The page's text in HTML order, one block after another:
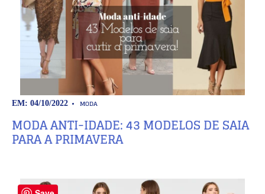
EM: 04/10/2022 MODA
MODA ANTI-IDADE: 43 MODELOS DE SAIA
PARA A PRIMAVERA